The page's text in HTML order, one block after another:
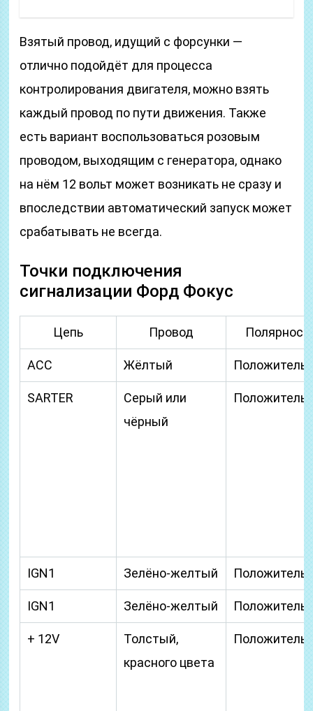
Взятый провод, идущий с форсунки —
отлично подойдёт для процесса
контролирования двигателя, можно взять
каждый провод по пути движения. Также
есть вариант воспользоваться розовым
проводом, выходящим с генератора, однако
на нём 12 вольт может возникать не сразу и
впоследствии автоматический запуск может
срабатывать не всегда.
Точки подключения
сигнализации Форд Фокус
Цепь Провод
АСС Жёлтый
SARTER
Серый или
чёрный
IGN1 Зелёно-желтый
IGN1 Зелёно-желтый
+ 12V
Толстый,
красного цвета